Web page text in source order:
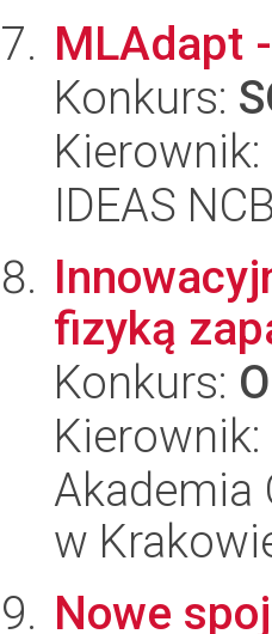
MLAdapt
Konkurs:
IDEAS
fizyką
Konkurs:
Akademia
w
Nowe